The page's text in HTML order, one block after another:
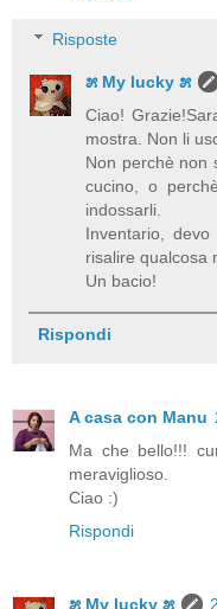
Risposte
೫ My lucky ೫
Ciao!
mostra. Non li
Non perchè non
cucino, o
indossarli.
Inventario,
risalire qualcosa
Un bacio!
Rispondi
A casa con Manu
Ma che bello!!!
meraviglioso.
Ciao :)
Rispondi
೫ My lucky ೫